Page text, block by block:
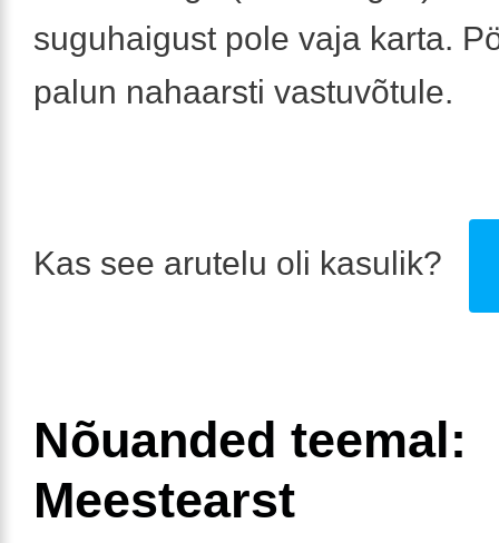
suguhaigust pole vaja karta.
palun nahaarsti vastuvõtule.
Kas see arutelu oli kasulik?
Nõuanded teemal:
Meestearst